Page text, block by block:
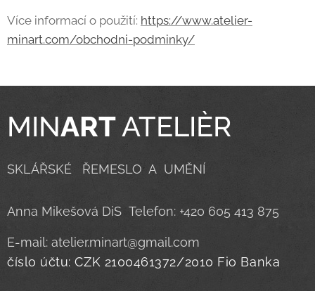
Více informací o použití: https://www.atelier-
minart.com/obchodni-podminky/
MINARTATELIÈR
SKLÁŘSKÉ ŘEMESLO A UMĚNÍ
Anna Mikešová DiS Telefon: +420 605 413 875
E-mail: atelier.minart@gmail.com
číslo účtu: CZK 2100461372/2010 Fio Banka